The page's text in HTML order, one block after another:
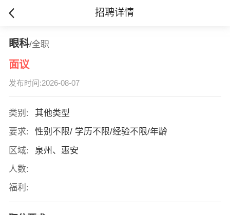
招聘详情
眼科/全职
面议
发布时间:2026-08-07
类别:
其他类型
要求:
性别不限/ 学历不限/经验不限/年龄
区域:
泉州、惠安
人数:
福利: